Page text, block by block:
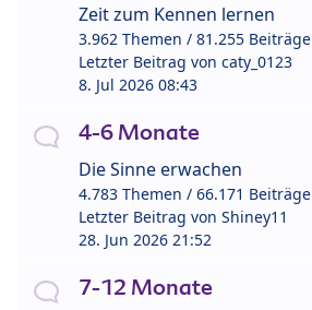
Zeit zum Kennen lernen
3.962 Themen / 81.255 Beiträge
Letzter Beitrag von caty_0123
8. Jul 2026 08:43
4-6 Monate
Die Sinne erwachen
4.783 Themen / 66.171 Beiträge
Letzter Beitrag von Shiney11
28. Jun 2026 21:52
7-12 Monate